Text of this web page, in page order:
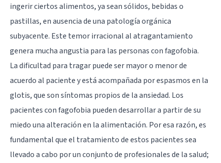
ingerir ciertos alimentos, ya sean sólidos, bebidas o
pastillas, en ausencia de una patología orgánica
subyacente. Este temor irracional al atragantamiento
genera mucha angustia para las personas con fagofobia.
La dificultad para tragar puede ser mayor o menor de
acuerdo al paciente y está acompañada por espasmos en la
glotis, que son síntomas propios de la ansiedad. Los
pacientes con fagofobia pueden desarrollar a partir de su
miedo una alteración en la alimentación. Por esa razón, es
fundamental que el tratamiento de estos pacientes sea
llevado a cabo por un conjunto de profesionales de la salud;